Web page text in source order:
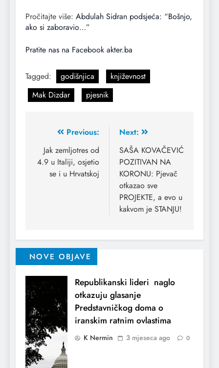
Pročitajte više: Abdulah Sidran podsjeća: “Bošnjo,
ako si zaboravio…”
Pratite nas na Facebook akter.ba
Tagged: godišnjica
književnost
Mak Dizdar
pjesnik
Previous:
Jak zemljotres od
4.9 u Italiji, osjetio
se i u Hrvatskoj
Next:
SAŠA KOVAČEVIĆ
POZITIVAN NA
KORONU: Pjevač
otkazao sve
PROJEKTE, a evo u
kakvom je STANJU!
NOVE OBJAVE
Republikanski lideri naglo
otkazuju glasanje
Predstavničkog doma o
iranskim ratnim ovlastima
K Nermin 3 mjeseca ago 0